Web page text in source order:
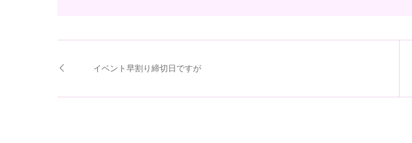
イベント早割り締切日ですが